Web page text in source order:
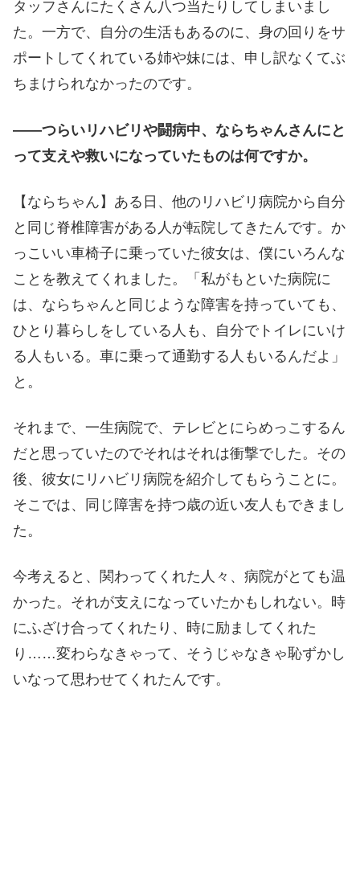
タッフさんにたくさん八つ当たりしてしまいまし
た。一方で、自分の生活もあるのに、身の回りをサ
ポートしてくれている姉や妹には、申し訳なくてぶ
ちまけられなかったのです。
――つらいリハビリや闘病中、ならちゃんさんにと
って支えや救いになっていたものは何ですか。
【ならちゃん】ある日、他のリハビリ病院から自分
と同じ脊椎障害がある人が転院してきたんです。か
っこいい車椅子に乗っていた彼女は、僕にいろんな
ことを教えてくれました。「私がもといた病院に
は、ならちゃんと同じような障害を持っていても、
ひとり暮らしをしている人も、自分でトイレにいけ
る人もいる。車に乗って通勤する人もいるんだよ」
と。
それまで、一生病院で、テレビとにらめっこするん
だと思っていたのでそれはそれは衝撃でした。その
後、彼女にリハビリ病院を紹介してもらうことに。
そこでは、同じ障害を持つ歳の近い友人もできまし
た。
今考えると、関わってくれた人々、病院がとても温
かった。それが支えになっていたかもしれない。時
にふざけ合ってくれたり、時に励ましてくれた
り……変わらなきゃって、そうじゃなきゃ恥ずかし
いなって思わせてくれたんです。